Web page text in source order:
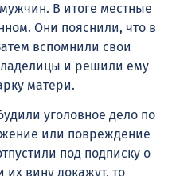
В итоге местные
Они пояснили, что в
вспомнили свои
и решили ему
матери.
уголовное дело по
или повреждение
под подписку о
их вину докажут, то